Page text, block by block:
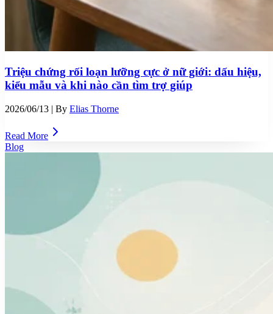
Triệu chứng rối loạn lưỡng cực ở nữ giới: dấu hiệu,
kiểu mẫu và khi nào cần tìm trợ giúp
2026/06/13 | By Elias Thorne
Read More
Blog